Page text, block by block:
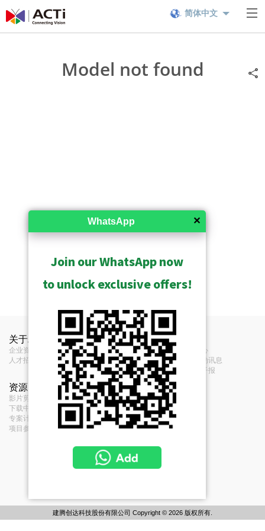
简体中文
Model not found
关于ACTi
企业资讯
人才招募
联络我们
联络我们
经销商
意见反馈
新闻中心
展览活动讯息
订阅电子报
资源
影片剪辑和播放清单
下载中心
专案计画
项目参考
条款
服务条款
Privacy Policy
Cookie Policy
建腾创达科技股份有限公司 Copyright © 2026 版权所有.
✕
WhatsApp
Join our WhatsApp now
to unlock exclusive offers!